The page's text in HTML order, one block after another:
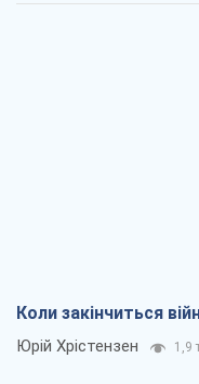
Коли закінчиться
Юрій Хрістензен 1,9